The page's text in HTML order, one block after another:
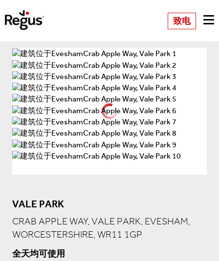
致电
VALE PARK
CRAB APPLE WAY, VALE PARK, EVESHAM,
WORCESTERSHIRE, WR11 1GP
全天均可使用